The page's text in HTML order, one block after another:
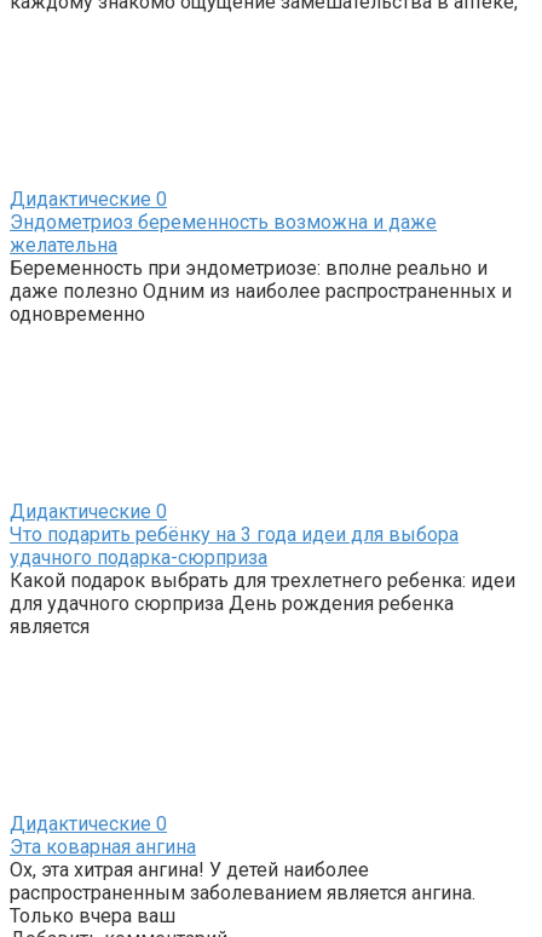
Дидактические 0
Эндометриоз беременность возможна и даже
желательна
Беременность при эндометриозе: вполне реально и
даже полезно Одним из наиболее распространенных и
одновременно
Дидактические 0
Что подарить ребёнку на 3 года идеи для выбора
удачного подарка-сюрприза
Какой подарок выбрать для трехлетнего ребенка: идеи
для удачного сюрприза День рождения ребенка
является
Дидактические 0
Эта коварная ангина
Ох, эта хитрая ангина! У детей наиболее
распространенным заболеванием является ангина.
Только вчера ваш